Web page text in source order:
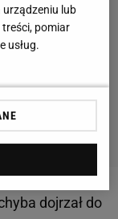
dojrzał do
lub
pomiar
usług.